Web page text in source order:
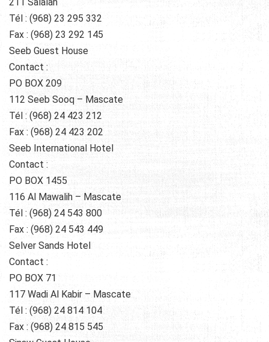
211 Salalah
Tél : (968) 23 295 332
Fax : (968) 23 292 145
Seeb Guest House
Contact :
PO BOX 209
112 Seeb Sooq – Mascate
Tél : (968) 24 423 212
Fax : (968) 24 423 202
Seeb International Hotel
Contact :
PO BOX 1455
116 Al Mawalih – Mascate
Tél : (968) 24 543 800
Fax : (968) 24 543 449
Selver Sands Hotel
Contact :
PO BOX 71
117 Wadi Al Kabir – Mascate
Tél : (968) 24 814 104
Fax : (968) 24 815 545